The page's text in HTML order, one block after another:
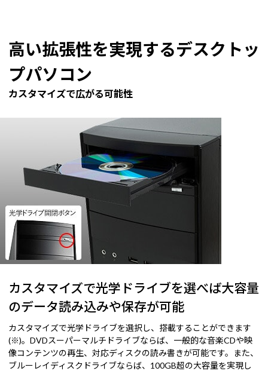
高い拡張性を実現するデスクトッ
プパソコン
カスタマイズで広がる可能性
カスタマイズで光学ドライブを選べば大容量
のデータ読み込みや保存が可能
カスタマイズで光学ドライブを選択し、搭載することができます
(※)。DVDスーパーマルチドライブならば、一般的な音楽CDや映
像コンテンツの再生、対応ディスクの読み書きが可能です。また、
ブルーレイディスクドライブならば、100GB超の大容量を実現し